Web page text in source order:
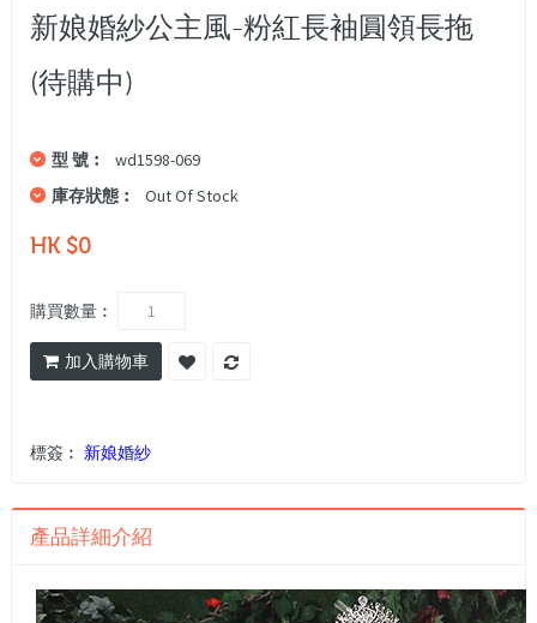
新娘婚紗公主風-粉紅長袖圓領長拖
(待購中)
型 號︰
wd1598-069
庫存狀態︰
Out Of Stock
HK $0
購買數量︰
加入購物車
標簽︰ 新娘婚紗
產品詳細介紹